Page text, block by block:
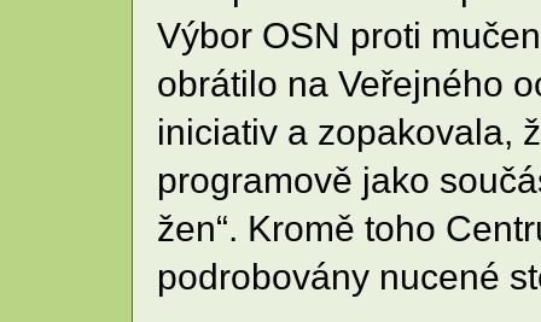
Výbor OSN proti
obrátilo na Veřejného
iniciativ a zopakovala,
programově jako
žen“. Kromě toho
podrobovány nucené